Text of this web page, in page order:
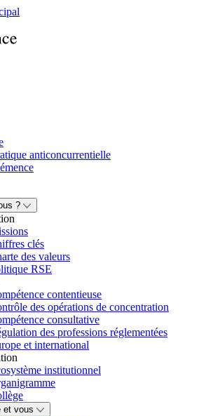
anticoncurrentielle
?
clés
des valeurs
RSE
contentieuse
des opérations de concentration
consultative
des professions réglementées
et international
institutionnel
et vous